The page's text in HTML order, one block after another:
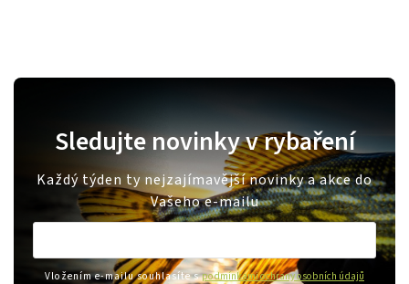
Sledujte novinky v rybaření
Každý týden ty nejzajímavější novinky a akce do
Vašeho e-mailu
Vložením e-mailu souhlasíte spodmínkami ochrany osobních údajů